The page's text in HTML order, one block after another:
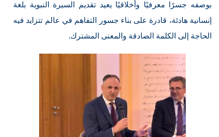
بوصفه جسرًا معرفيًا وأخلاقيًا يعيد تقديم السيرة النبوية بلغة
إنسانية هادئة، قادرة على بناء جسور التفاهم في عالم تتزايد فيه
الحاجة إلى الكلمة الصادقة والمعنى المشترك.